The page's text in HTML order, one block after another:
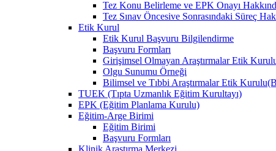
Tez Konu Belirleme ve EPK Onayı
Tez Sınav Öncesive Sonrasındaki Süreç
Etik Kurul
Etik Kurul Başvuru Bilgilendirme
Başvuru Formları
Girişimsel Olmayan Araştırmalar Etik
Olgu Sunumu Örneği
Bilimsel ve Tıbbi Araştırmalar Etik
TUEK (Tıpta Uzmanlık Eğitim Kurultayı)
EPK (Eğitim Planlama Kurulu)
Eğitim-Arge Birimi
Eğitim Birimi
Başvuru Formları
Klinik Araştırma Merkezi